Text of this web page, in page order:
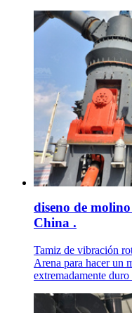
diseno de
China .
Tamiz de vibración
Arena para hacer un
extremadamente